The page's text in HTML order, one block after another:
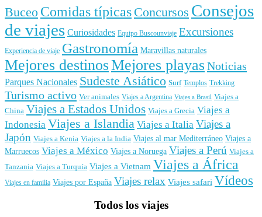
Buceo Comidas típicas Concursos Consejos
de viajes Curiosidades Equipo Buscounviaje Excursiones
Experiencia de viaje Gastronomía Maravillas naturales
Mejores destinosMejores playasNoticias
Parques Nacionales Sudeste Asiático Surf Templos Trekking
Turismo activo Ver animales Viajes a Argentina Viajes a Brasil Viajes a
China Viajes a Estados Unidos Viajes a Grecia Viajes a
Indonesia Viajes a Islandia Viajes a Italia Viajes a
Japón Viajes a Kenia Viajes a la India Viajes al mar Mediterráneo Viajes a
Marruecos Viajes a México Viajes a Noruega Viajes a Perú Viajes a
Tanzania Viajes a Turquía Viajes a Vietnam Viajes a África
Viajes en familia Viajes por España Viajes relax Viajes safari Vídeos
Todos los viajes